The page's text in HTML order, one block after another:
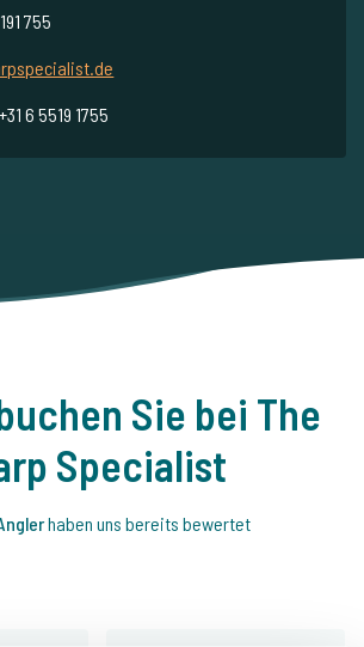
755
+31 6 5519 1755
Sie bei The
Specialist
haben uns bereits bewertet